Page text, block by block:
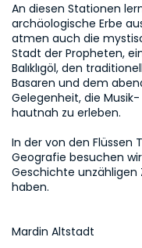
An diesen Stationen
archäologische Erbe
atmen auch die
Stadt der Propheten,
Balıklıgöl, den
Basaren und dem
Gelegenheit, die
hautnah zu erleben.
In der von den Flüssen
Geografie besuchen
Geschichte
haben.
Mardin Altstadt